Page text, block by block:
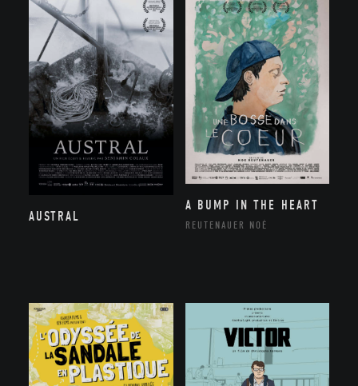
AUSTRAL
A BUMP IN THE HEART
REUTENAUER NOÉ